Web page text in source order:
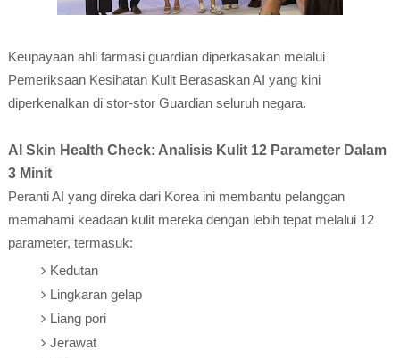
Keupayaan ahli farmasi guardian diperkasakan melalui
Pemeriksaan Kesihatan Kulit Berasaskan AI yang kini
diperkenalkan di stor-stor Guardian seluruh negara.
AI Skin Health Check: Analisis Kulit 12 Parameter Dalam
3 Minit
Peranti AI yang direka dari Korea ini membantu pelanggan
memahami keadaan kulit mereka dengan lebih tepat melalui 12
parameter, termasuk:
Kedutan
Lingkaran gelap
Liang pori
Jerawat